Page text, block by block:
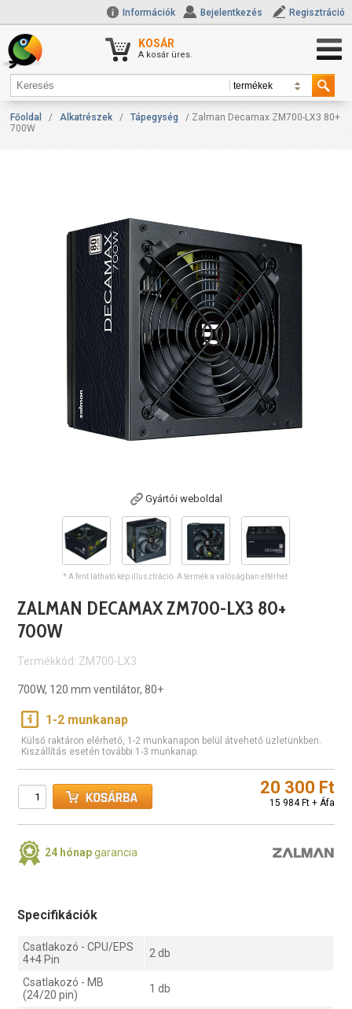
Információk Bejelentkezés Regisztráció
KOSÁR
A kosár üres.
Főoldal / Alkatrészek / Tápegység
/ Zalman Decamax ZM700-LX3 80+
700W
Gyártói weboldal
* A fent látható kép illusztráció. A termék a valóságban eltérhet.
ZALMAN DECAMAX ZM700-LX3 80+
700W
Termékkód: ZM700-LX3
700W, 120 mm ventilátor, 80+
1-2 munkanap
Külső raktáron elérhető, 1-2 munkanapon belül átvehető üzletünkben.
Kiszállítás esetén további 1-3 munkanap.
20 300 Ft
15 984 Ft + Áfa
24 hónapgarancia
Specifikációk
Csatlakozó - CPU/EPS
4+4 Pin
2 db
Csatlakozó - MB
(24/20 pin)
1 db